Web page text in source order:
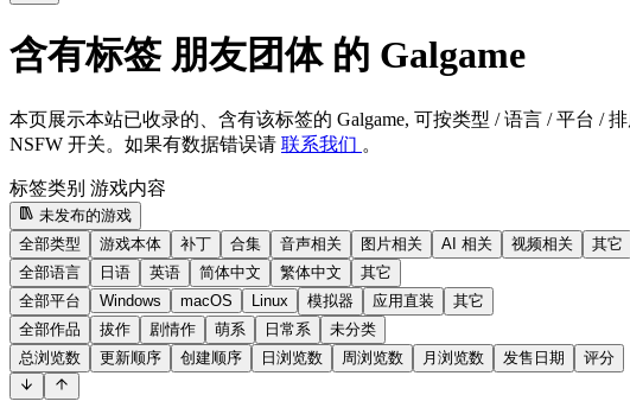
含有标签 朋友团体 的 Galgame
本页展示本站已收录的、含有该标签的 Galgame, 可按类型 / 语言 / 平台 /
NSFW 开关。如果有数据错误请 联系我们 。
标签类别 游戏内容
未发布的游戏
全部类型
游戏本体 补丁 合集 音声相关 图片相关 AI 相关 视频相关
其它
全部语言
日语 英语 简体中文 繁体中文
其它
全部平台
Windows macOS Linux 模拟器 应用直装
其它
全部作品
拔作 剧情作 萌系 日常系
未分类
总浏览数
更新顺序 创建顺序 日浏览数 周浏览数 月浏览数 发售日期 评分